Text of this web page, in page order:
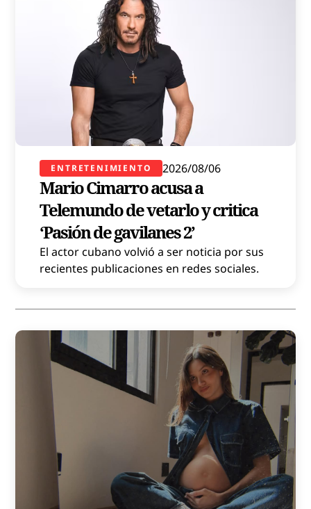
ENTRETENIMIENTO 2026/08/06
Mario Cimarro acusa a
Telemundo de vetarlo y critica
‘Pasión de gavilanes 2’
El actor cubano volvió a ser noticia por sus
recientes publicaciones en redes sociales.